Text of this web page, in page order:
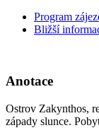
Program
Bližší
Anotace
Ostrov Zakynthos,
západy slunce.